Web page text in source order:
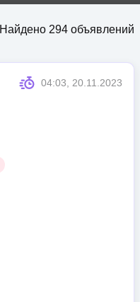
Найдено 294 объявлений
04:03, 20.11.2023